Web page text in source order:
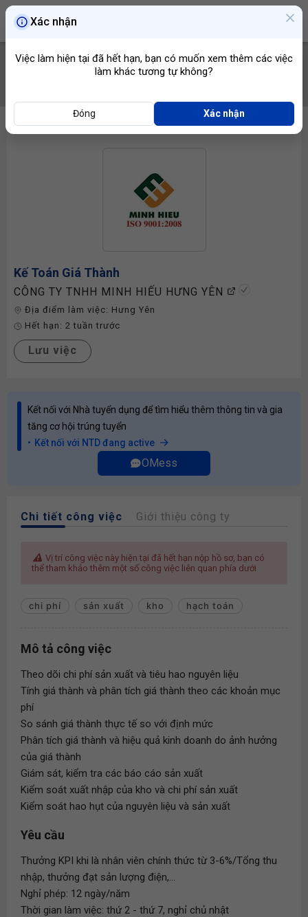
Kế Toán Giá Thành
CÔNG TY TNHH MINH HIẾU HƯNG YÊN
Địa điểm làm việc: Hưng Yên
Hết hạn: 2 tuần trước
Lưu việc
Kết nối với Nhà tuyển dụng để tìm hiểu thêm thông tin và gia
tăng cơ hội trúng tuyển
Kết nối với NTD đang active
OMess
Chi tiết công việc Giới thiệu công ty
Vị trí công việc này hiện tại đã hết hạn nộp hồ sơ, bạn có
thể tham khảo thêm một số công việc liên quan phía dưới
chi phí sản xuất kho hạch toán
Mô tả công việc
Theo dõi chi phí sản xuất và tiêu hao nguyên liệu
Tính giá thành và phân tích giá thành theo các khoản mục
phí
So sánh giá thành thực tế so với định mức
Phân tích giá thành và hiệu quả kinh doanh do ảnh hưởng
của giá thành
Giám sát, kiểm tra các báo cáo sản xuất
Kiểm soát xuất nhập của kho và chi phí sản xuất
Kiểm soát hao hụt của nguyên liệu và sản xuất
Yêu cầu
Thưởng KPI khi là nhân viên chính thức từ 3-6%/Tổng thu
nhập, thưởng đạt sản lượng điện,...
Nghỉ phép: 12 ngày/năm
Thời gian làm việc: thứ 2 - thứ 7, nghỉ chủ nhật
Xác nhận
Việc làm hiện tại đã hết hạn, bạn có muốn xem thêm các việc
làm khác tương tự không?
Đóng Xác nhận